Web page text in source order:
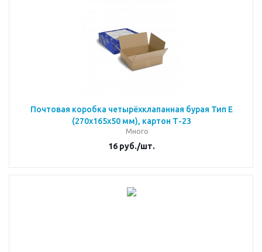
Почтовая коробка четырёхклапанная бурая Тип Е
(270x165x50 мм), картон Т-23
Много
16руб./шт.